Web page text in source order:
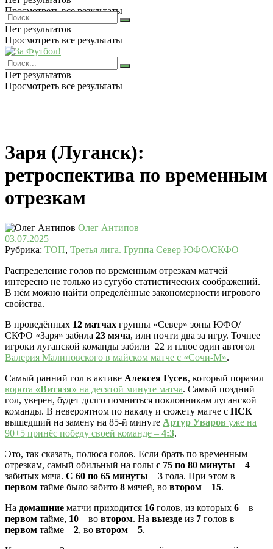
Просмотреть все результаты
Нет результатов
Просмотреть все результаты
Нет результатов
Просмотреть все результаты
Заря (Луганск):
ретроспектива по временным
отрезкам
Олег Антипов
03.07.2025
Рубрика: ТОП, Третья лига. Группа Север ЮФО/СКФО
Распределение голов по временным отрезкам матчей
интересно не только из сугубо статистических соображений.
В нём можно найти определённые закономерности игрового
свойства.
В проведённых 12 матчах группы «Север» зоны ЮФО/
СКФО «Заря» забила 23 мяча, или почти два за игру. Точнее
игроки луганской команды забили 22 и плюс один автогол
Валерия Малиновского в майском матче с «Сочи-М».
Самый ранний гол в активе Алексея Гусев, который поразил
ворота «Витязя» на десятой минуте матча. Самый поздний
гол, уверен, будет долго помниться поклонникам луганской
команды. В невероятном по накалу и сюжету матче с ПСК
вышедший на замену на 85-й минуте Артур Уваров уже на
90+5 принёс победу своей команде – 4:3.
Это, так сказать, полюса голов. Если брать по временным
отрезкам, самый обильный на голы с 75 по 80 минуты – 4
забитых мяча. С 60 по 65 минуты – 3 гола. При этом в
первом тайме было забито 8 мячей, во втором – 15.
На домашние матчи приходится 16 голов, из которых 6 – в
первом тайме, 10 – во втором. На выезде из 7 голов в
первом тайме – 2, во втором – 5.